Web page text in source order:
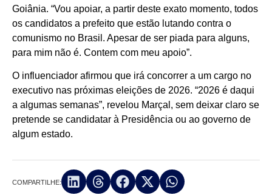
Goiânia. “Vou apoiar, a partir deste exato momento, todos
os candidatos a prefeito que estão lutando contra o
comunismo no Brasil. Apesar de ser piada para alguns,
para mim não é. Contem com meu apoio”.
O influenciador afirmou que irá concorrer a um cargo no
executivo nas próximas eleições de 2026. “2026 é daqui
a algumas semanas”, revelou Marçal, sem deixar claro se
pretende se candidatar à Presidência ou ao governo de
algum estado.
COMPARTILHE: